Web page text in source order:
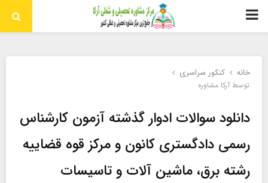
منوی
خانه کنکور سراسری
توسط آرکا مشاوره
دانلود سوالات ادوار گذشته آزمون کارشناس
رسمی دادگستری کانون و مرکز قوه قضاییه
رشته برق، ماشین آلات و تاسیسات